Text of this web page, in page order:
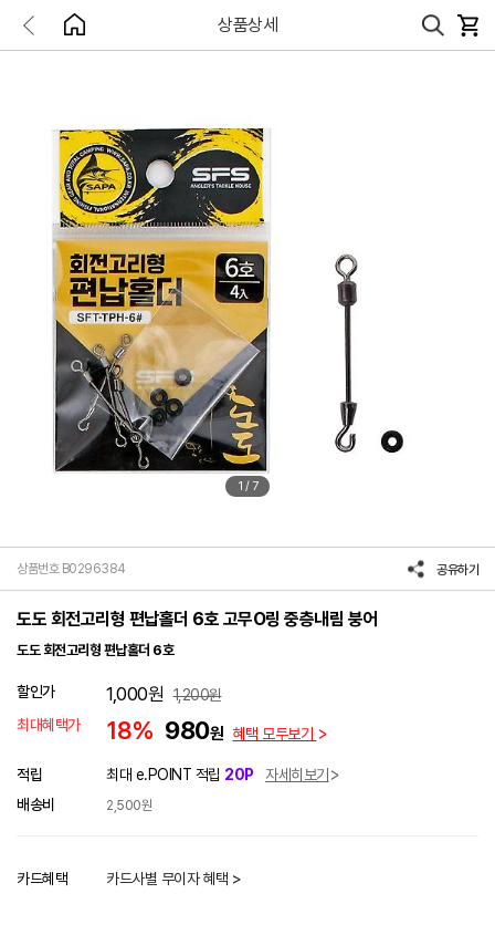
상품상세
1 / 7
상품번호 B0296384 공유하기
도도 회전고리형 편납홀더 6호 고무O링 중층내림 붕어
도도 회전고리형 편납홀더 6호
할인가 1,000원 1,200원
최대혜택가
18% 980원 혜택 모두보기
적립 최대 e.POINT 적립 20P
자세히보기
배송비
2,500원
카드혜택 카드사별 무이자 혜택 >